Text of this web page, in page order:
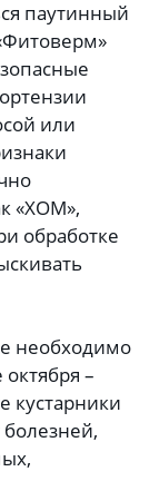
паутинный
или
«ХОМ»,
обработке
необходимо
–
кустарники